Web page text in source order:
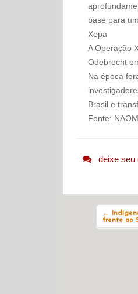
base para
Xepa
A Operação
Odebrecht
Na época
Brasil e
Fonte: NAOM
deixe seu
←
frente ao